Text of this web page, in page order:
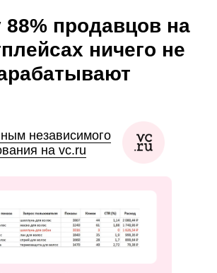
продавцов на
ничего не
независимого
на vc.ru